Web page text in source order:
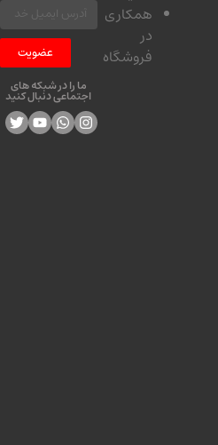
همکاری
فروشگاه
عضویت
ما را در شبکه های
اجتماعی دنبال کنید